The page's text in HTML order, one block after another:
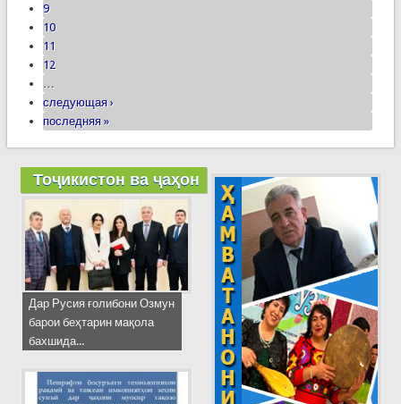
9
10
11
12
…
следующая ›
последняя »
Тоҷикистон ва ҷаҳон
Дар Русия ғолибони Озмун
барои беҳтарин мақола
бахшида...